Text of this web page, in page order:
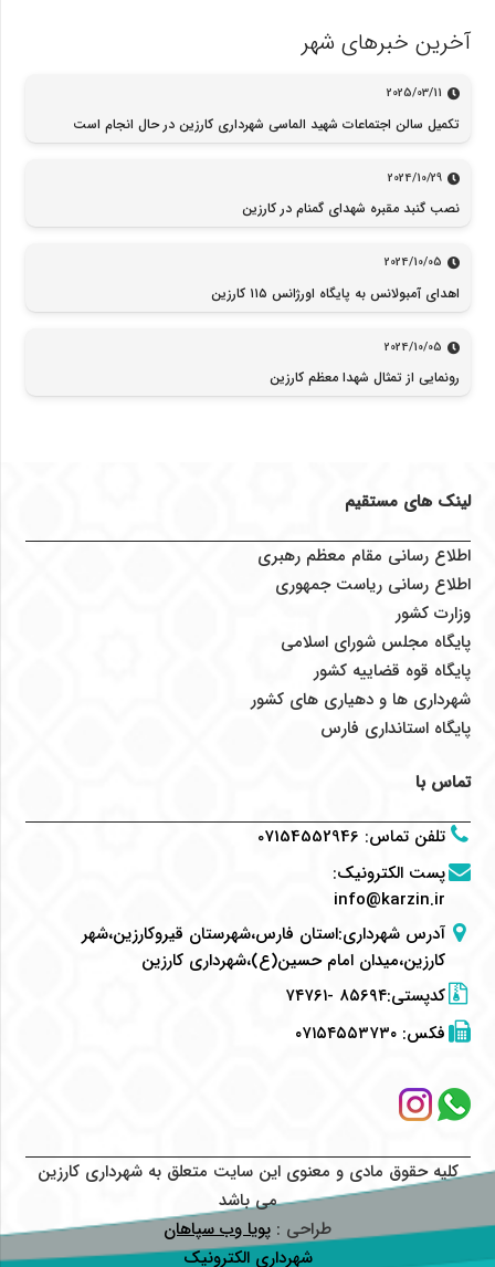
آخرین خبرهای شهر
2025/03/11
تکمیل سالن اجتماعات شهید الماسی شهرداری کارزین در حال انجام است
2024/10/29
نصب گنبد مقبره شهدای گمنام در کارزین
2024/10/05
اهدای آمبولانس به پایگاه اورژانس ۱۱۵ کارزین
2024/10/05
رونمایی از تمثال شهدا معظم کارزین
لینک های مستقیم
اطلاع رسانی مقام معظم رهبری
اطلاع رسانی ریاست جمهوری
وزارت کشور
پایگاه مجلس شورای اسلامی
پایگاه قوه قضاییه کشور
شهرداری ها و دهیاری های کشور
پایگاه استانداری فارس
تماس با
تلفن تماس:
07154552946
پست الکترونیک:
info@karzin.ir
آدرس شهرداری:استان فارس،شهرستان قیروکارزین،شهر
کارزین،میدان امام حسین(ع)،شهرداری کارزین
کدپستی:۸۵۶۹۴ -۷۴۷۶۱
فکس:۰۷۱۵۴۵۵۳۷۳۰
کلیه حقوق مادی و معنوی این سایت متعلق به شهرداری کارزین
می باشد
طراحی : پویا وب سپاهان
شهرداری الکترونیک